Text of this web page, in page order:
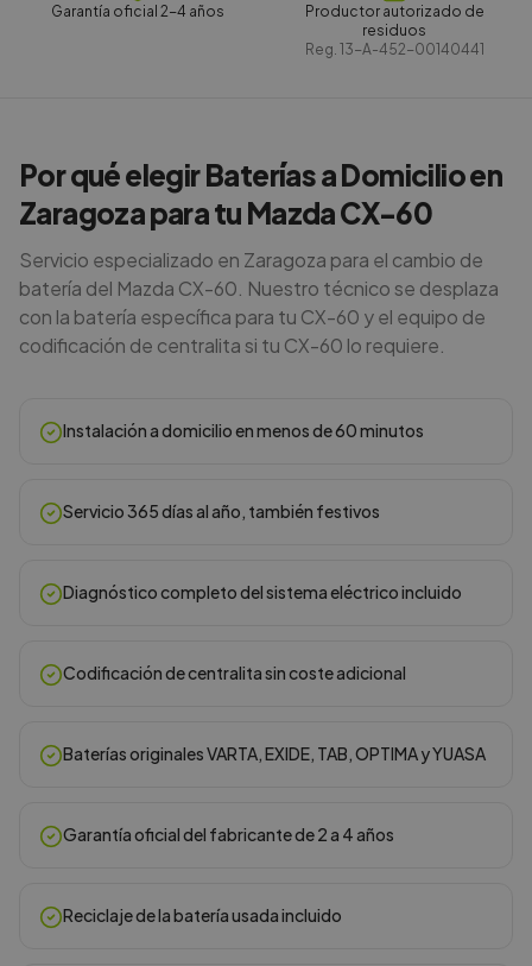
Garantía oficial 2-4 años
Productor autorizado de
residuos
Reg. 13-A-452-00140441
Por qué elegir Baterías a Domicilio en
Zaragoza para tu Mazda CX-60
Servicio especializado en Zaragoza para el cambio de
batería del Mazda CX-60. Nuestro técnico se desplaza
con la batería específica para tu CX-60 y el equipo de
codificación de centralita si tu CX-60 lo requiere.
Instalación a domicilio en menos de 60 minutos
Servicio 365 días al año, también festivos
Diagnóstico completo del sistema eléctrico incluido
Codificación de centralita sin coste adicional
Baterías originales VARTA, EXIDE, TAB, OPTIMA y YUASA
Garantía oficial del fabricante de 2 a 4 años
Reciclaje de la batería usada incluido